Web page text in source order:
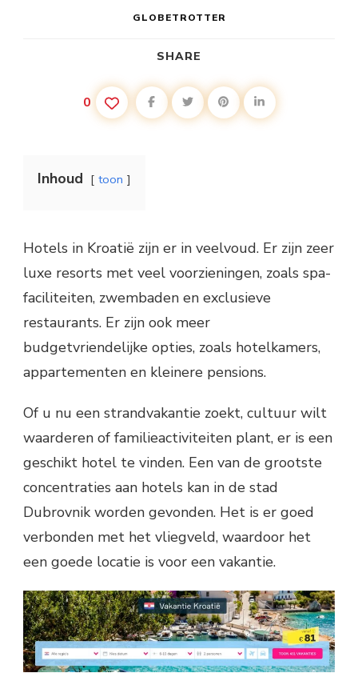
GLOBETROTTER
SHARE
0
Inhoud toon
Hotels in Kroatië zijn er in veelvoud. Er zijn zeer
luxe resorts met veel voorzieningen, zoals spa-
faciliteiten, zwembaden en exclusieve
restaurants. Er zijn ook meer
budgetvriendelijke opties, zoals hotelkamers,
appartementen en kleinere pensions.
Of u nu een strandvakantie zoekt, cultuur wilt
waarderen of familieactiviteiten plant, er is een
geschikt hotel te vinden. Een van de grootste
concentraties aan hotels kan in de stad
Dubrovnik worden gevonden. Het is er goed
verbonden met het vliegveld, waardoor het
een goede locatie is voor een vakantie.